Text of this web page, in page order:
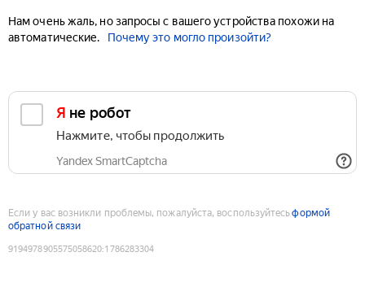
Нам очень жаль, но запросы с вашего устройства похожи на
автоматические.
Почему это могло произойти?
Я не робот
Нажмите, чтобы продолжить
Yandex SmartCaptcha
Если у вас возникли проблемы, пожалуйста, воспользуйтесьформой
обратной связи
9194978905575058620:1786283304